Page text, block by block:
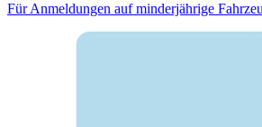
Für Anmeldungen auf minderjährige